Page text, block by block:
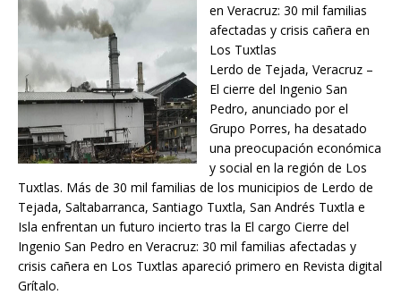
en Veracruz: 30 mil familias
afectadas y crisis cañera en
Los Tuxtlas
Lerdo de Tejada, Veracruz –
El cierre del Ingenio San
Pedro, anunciado por el
Grupo Porres, ha desatado
una preocupación económica
y social en la región de Los
Tuxtlas. Más de 30 mil familias de los municipios de Lerdo de
Tejada, Saltabarranca, Santiago Tuxtla, San Andrés Tuxtla e
Isla enfrentan un futuro incierto tras la El cargo Cierre del
Ingenio San Pedro en Veracruz: 30 mil familias afectadas y
crisis cañera en Los Tuxtlas apareció primero en Revista digital
Grítalo.